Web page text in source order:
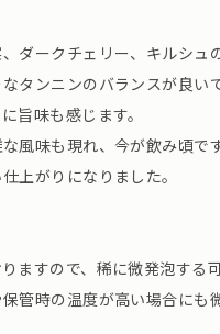
ダークチェリー、キルシュ
タンニンのバランスが良いで
旨味も感じます。
風味も現れ、今が飲み頃です
上がりになりました。
ますので、稀に微発泡する
管時の温度が高い場合にも